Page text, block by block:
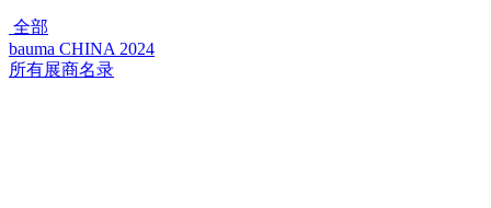
全部
bauma CHINA 2024
所有展商名录